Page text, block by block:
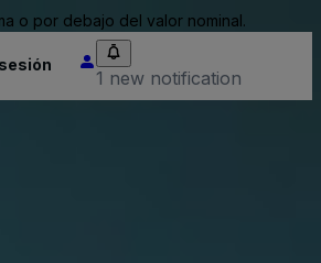
o por debajo del valor nominal.
1 new notification